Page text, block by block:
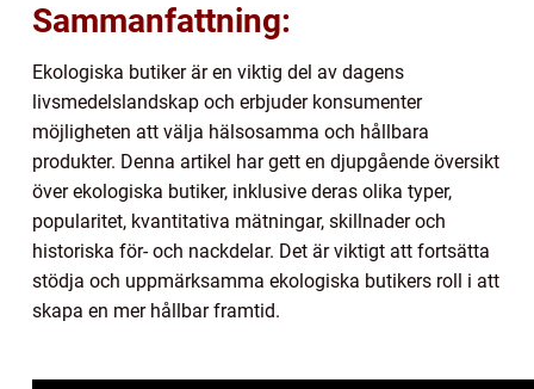
Sammanfattning:
Ekologiska butiker är en viktig del av dagens
livsmedelslandskap och erbjuder konsumenter
möjligheten att välja hälsosamma och hållbara
produkter. Denna artikel har gett en djupgående översikt
över ekologiska butiker, inklusive deras olika typer,
popularitet, kvantitativa mätningar, skillnader och
historiska för- och nackdelar. Det är viktigt att fortsätta
stödja och uppmärksamma ekologiska butikers roll i att
skapa en mer hållbar framtid.